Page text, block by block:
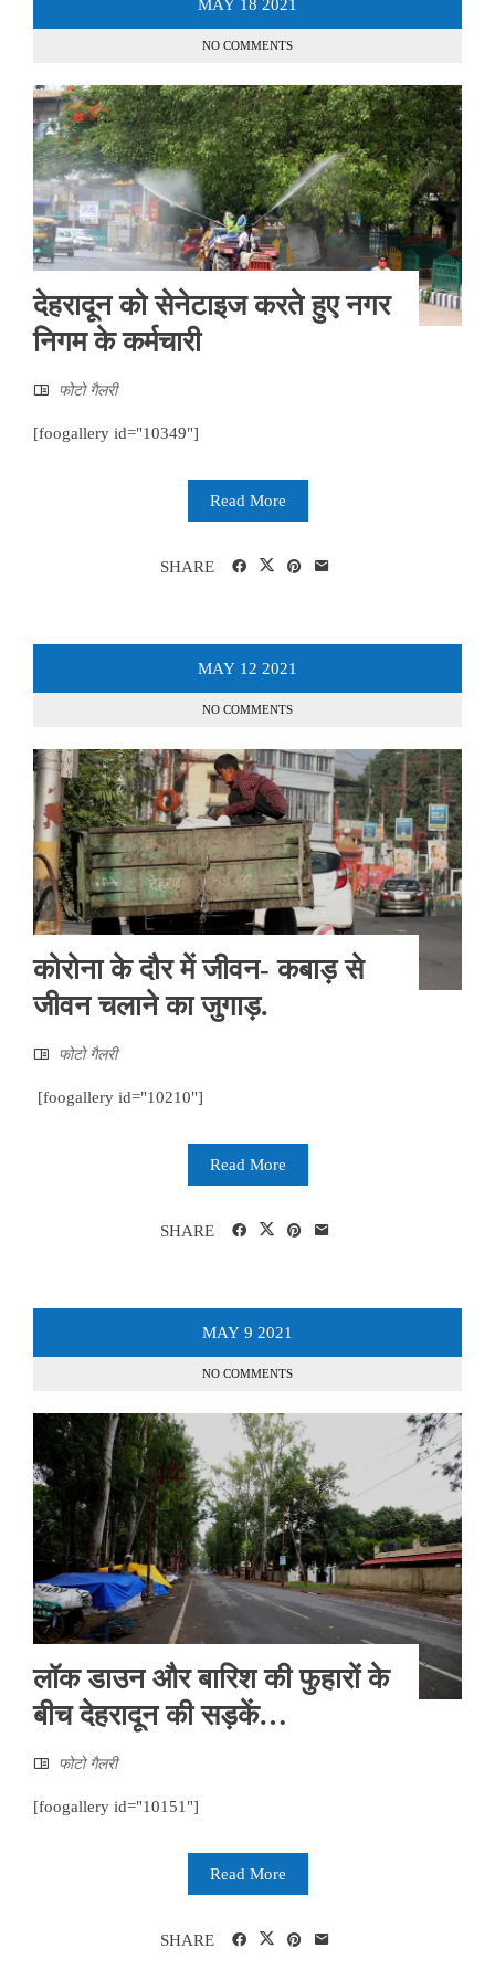
MAY 18 2021
NO COMMENTS
देहरादून को सेनेटाइज करते हुए नगर
निगम के कर्मचारी
फोटो गैलरी
[foogallery id="10349"]
Read More
SHARE
MAY 12 2021
NO COMMENTS
कोरोना के दौर में जीवन- कबाड़ से
जीवन चलाने का जुगाड़.
फोटो गैलरी
[foogallery id="10210"]
Read More
SHARE
MAY 9 2021
NO COMMENTS
लॉक डाउन और बारिश की फुहारों के
बीच देहरादून की सड़कें…
फोटो गैलरी
[foogallery id="10151"]
Read More
SHARE